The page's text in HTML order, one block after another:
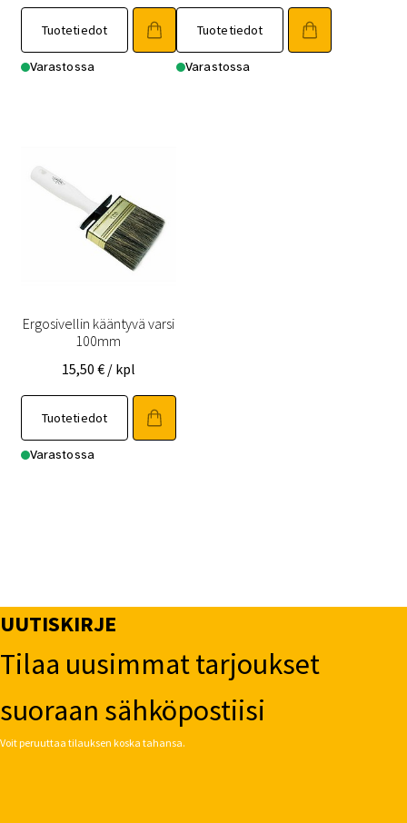
Tuotetiedot
Varastossa
Tuotetiedot
Varastossa
Ergosivellin kääntyvä varsi
100mm
15,50 € / kpl
Tuotetiedot
Varastossa
UUTISKIRJE
Tilaa uusimmat tarjoukset
suoraan sähköpostiisi
Voit peruuttaa tilauksen koska tahansa.